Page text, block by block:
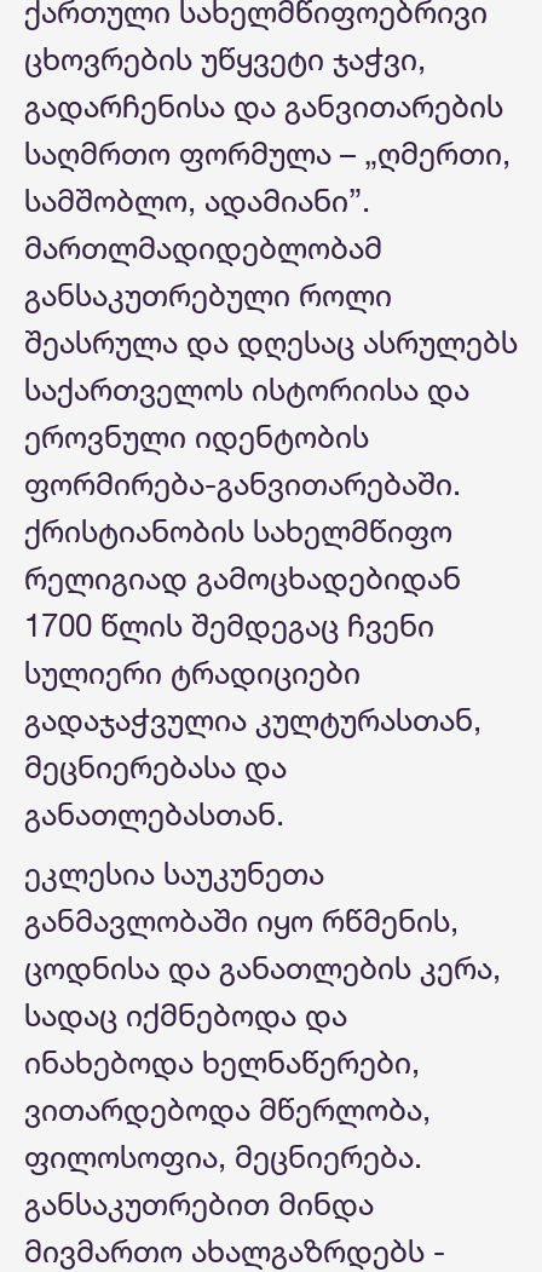
ქართული სახელმწიფოებრივი
ცხოვრების უწყვეტი ჯაჭვი,
გადარჩენისა და განვითარების
საღმრთო ფორმულა – „ღმერთი,
სამშობლო, ადამიანი”.
მართლმადიდებლობამ
განსაკუთრებული როლი
შეასრულა და დღესაც ასრულებს
საქართველოს ისტორიისა და
ეროვნული იდენტობის
ფორმირება-განვითარებაში.
ქრისტიანობის სახელმწიფო
რელიგიად გამოცხადებიდან
1700 წლის შემდეგაც ჩვენი
სულიერი ტრადიციები
გადაჯაჭვულია კულტურასთან,
მეცნიერებასა და
განათლებასთან.
ეკლესია საუკუნეთა
განმავლობაში იყო რწმენის,
ცოდნისა და განათლების კერა,
სადაც იქმნებოდა და
ინახებოდა ხელნაწერები,
ვითარდებოდა მწერლობა,
ფილოსოფია, მეცნიერება.
განსაკუთრებით მინდა
მივმართო ახალგაზრდებს -